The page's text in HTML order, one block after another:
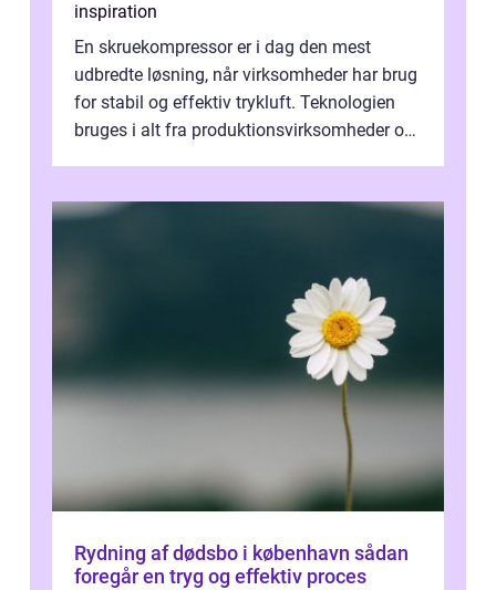
inspiration
En skruekompressor er i dag den mest
udbredte løsning, når virksomheder har brug
for stabil og effektiv trykluft. Teknologien
bruges i alt fra produktionsvirksomheder og
Rydning af dødsbo i københavn sådan
foregår en tryg og effektiv proces